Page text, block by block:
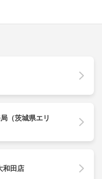
（茨城県エリ
和田店